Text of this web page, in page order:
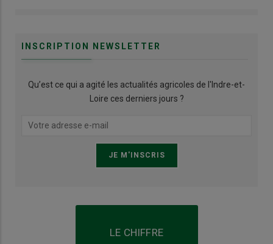
INSCRIPTION NEWSLETTER
Qu’est ce qui a agité les actualités agricoles de l'Indre-et-
Loire ces derniers jours ?
LE CHIFFRE